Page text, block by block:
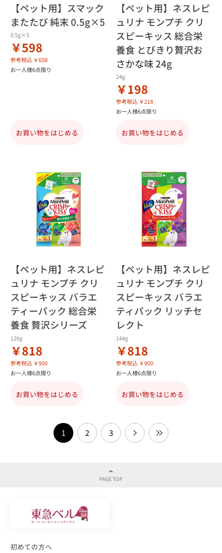
【ペット用】スマック
またたび 純末 0.5g×5
0.5g×5
￥598
参考税込 ￥658
お一人様6点限り
お買い物をはじめる
【ペット用】ネスレピ
ュリナ モンプチ クリ
スピーキッス 総合栄
養食 とびきり贅沢お
さかな味 24g
24g
￥198
参考税込 ￥218
お一人様6点限り
お買い物をはじめる
【ペット用】ネスレピ
ュリナ モンプチ クリ
スピーキッス バラエ
ティーパック 総合栄
養食 贅沢シリーズ
126g
￥818
参考税込 ￥900
お一人様6点限り
お買い物をはじめる
【ペット用】ネスレピ
ュリナ モンプチ クリ
スピーキッス バラエ
ティパック リッチセ
レクト
144g
￥818
参考税込 ￥900
お一人様6点限り
お買い物をはじめる
1 2 3
初めての方へ